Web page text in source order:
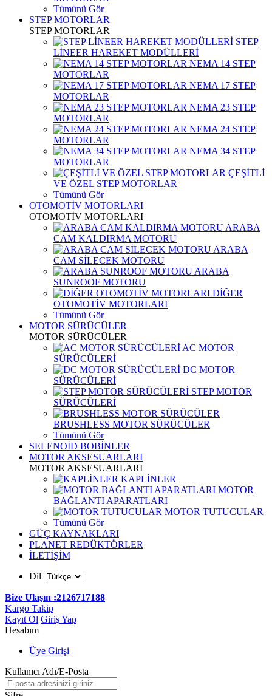
Tümünü Gör
STEP MOTORLAR
STEP MOTORLAR
STEP
LİNEER HAREKET MODÜLLERİ
NEMA 14 STEP
MOTORLAR
NEMA 17 STEP
MOTORLAR
NEMA 23 STEP
MOTORLAR
NEMA 24 STEP
MOTORLAR
NEMA 34 STEP
MOTORLAR
ÇEŞİTLİ
VE ÖZEL STEP MOTORLAR
Tümünü Gör
OTOMOTİV MOTORLARI
OTOMOTİV MOTORLARI
ARABA
CAM KALDIRMA MOTORU
ARABA
CAM SİLECEK MOTORU
ARABA
SUNROOF MOTORU
DİĞER
OTOMOTİV MOTORLARI
Tümünü Gör
MOTOR SÜRÜCÜLER
MOTOR SÜRÜCÜLER
AC MOTOR
SÜRÜCÜLERİ
DC MOTOR
SÜRÜCÜLERİ
STEP MOTOR
SÜRÜCÜLERİ
BRUSHLESS MOTOR SÜRÜCÜLER
Tümünü Gör
SELENOİD BOBİNLER
MOTOR AKSESUARLARI
MOTOR AKSESUARLARI
KAPLİNLER
MOTOR
BAĞLANTI APARATLARI
MOTOR TUTUCULAR
Tümünü Gör
GÜÇ KAYNAKLARI
PLANET REDÜKTÖRLER
İLETİŞİM
Dil
Bize Ulaşın :2126717188
Kargo Takip
Kayıt Ol Giriş Yap
Hesabım
Üye Girişi
Kullanıcı Adı/E-Posta